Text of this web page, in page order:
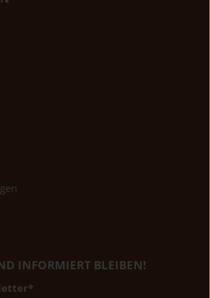
INFORMIERT BLEIBEN!
*